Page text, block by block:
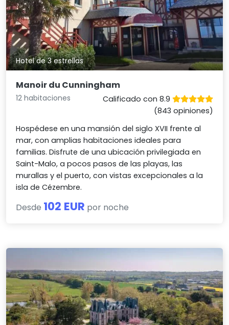
Hotel de 3 estrellas
Manoir du Cunningham
12 habitaciones
Calificado con 8.9
(843 opiniones)
Hospédese en una mansión del siglo XVII frente al
mar, con amplias habitaciones ideales para
familias. Disfrute de una ubicación privilegiada en
Saint-Malo, a pocos pasos de las playas, las
murallas y el puerto, con vistas excepcionales a la
isla de Cézembre.
Desde 102 EUR por noche